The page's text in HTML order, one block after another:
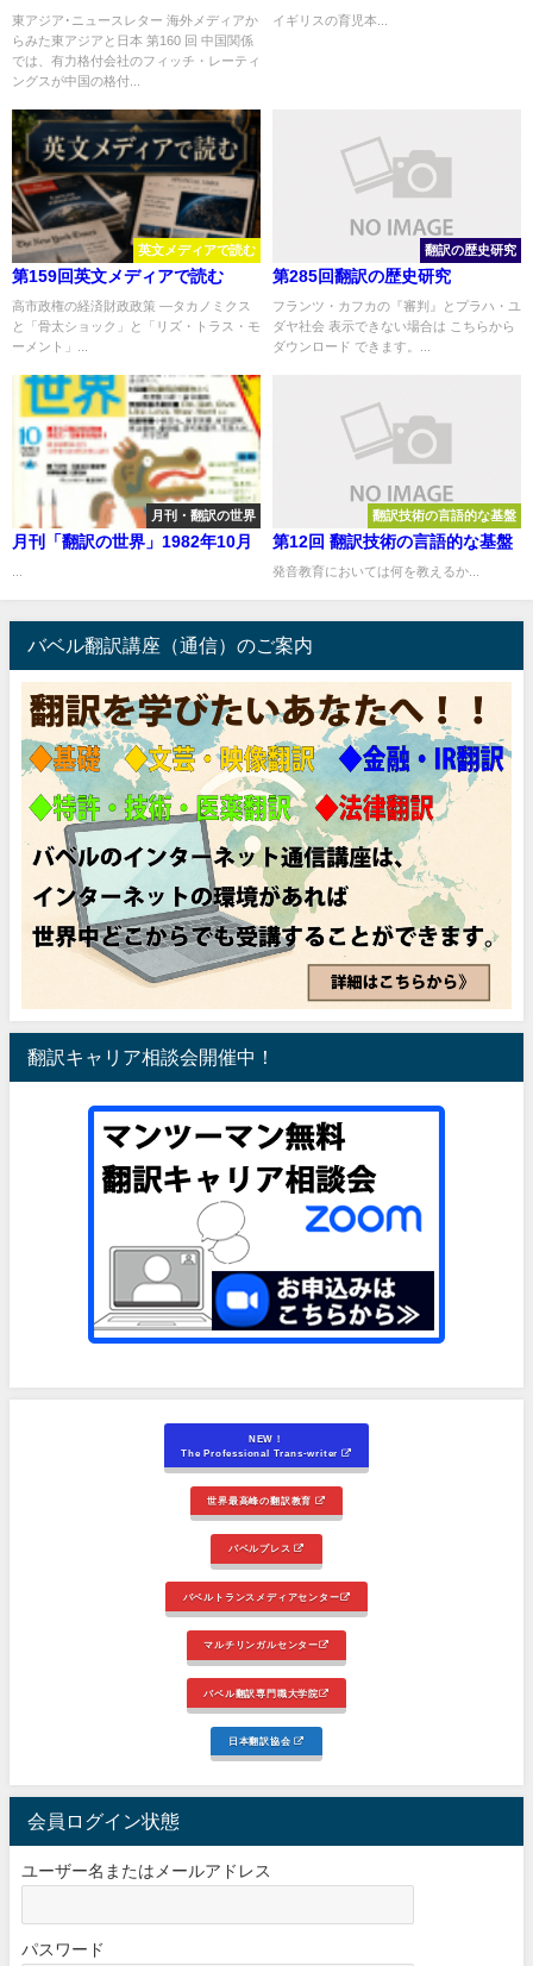
東アジア･ニュースレター 海外メディアか
らみた東アジアと日本 第160 回 中国関係
では、有力格付会社のフィッチ・レーティ
ングスが中国の格付...
イギリスの育児本...
英文メディアで読む
第159回英文メディアで読む
高市政権の経済財政政策 ―タカノミクス
と「骨太ショック」と「リズ・トラス・モ
ーメント」...
翻訳の歴史研究
第285回翻訳の歴史研究
フランツ・カフカの『審判』とプラハ・ユ
ダヤ社会 表示できない場合は こちらから
ダウンロード できます。...
月刊・翻訳の世界
月刊「翻訳の世界」1982年10月
翻訳技術の言語的な基盤
第12回 翻訳技術の言語的な基盤
発音教育においては何を教えるか...
バベル翻訳講座（通信）のご案内
翻訳キャリア相談会開催中！
NEW！
The Professional Trans-writer
世界最高峰の翻訳教育
バベルプレス
バベルトランスメディアセンター
マルチリンガルセンター
バベル翻訳専門職大学院
日本翻訳協会
会員ログイン状態
ユーザー名またはメールアドレス
パスワード